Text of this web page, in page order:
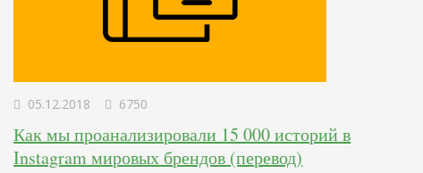
05.12.2018 6750
Как мы проанализировали 15 000 историй в
Instagram мировых брендов (перевод)